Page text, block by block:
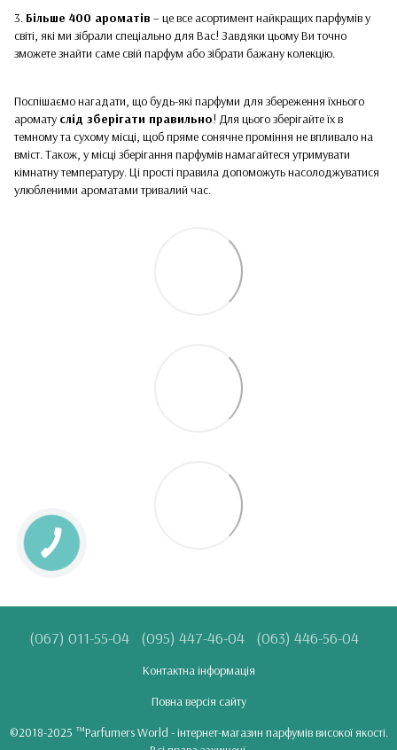
3. Більше 400 ароматів – це все асортимент найкращих парфумів у
світі, які ми зібрали спеціально для Вас! Завдяки цьому Ви точно
зможете знайти саме свій парфум або зібрати бажану колекцію.
Поспішаємо нагадати, що будь-які парфуми для збереження їхнього
аромату слід зберігати правильно! Для цього зберігайте їх в
темному та сухому місці, щоб пряме сонячне проміння не впливало на
вміст. Також, у місці зберігання парфумів намагайтеся утримувати
кімнатну температуру. Ці прості правила допоможуть насолоджуватися
улюбленими ароматами тривалий час.
(067) 011-55-04 (095) 447-46-04 (063) 446-56-04
Контактна інформація
Повна версія сайту
©2018-2025 ™Parfumers World - інтернет-магазин парфумів високої якості.